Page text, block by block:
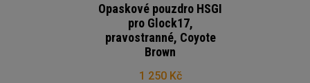
Opaskové pouzdro HSGI
pro Glock17,
pravostranné, Coyote
Brown
1 250 Kč